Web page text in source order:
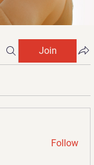
Join
Follow